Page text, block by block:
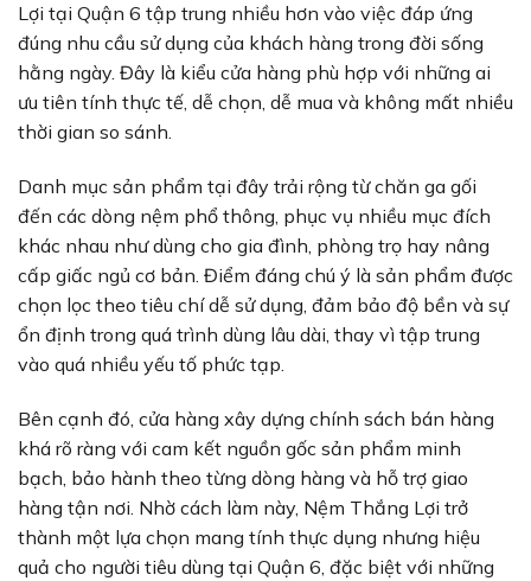
Lợi tại Quận 6 tập trung nhiều hơn vào việc đáp ứng
đúng nhu cầu sử dụng của khách hàng trong đời sống
hằng ngày. Đây là kiểu cửa hàng phù hợp với những ai
ưu tiên tính thực tế, dễ chọn, dễ mua và không mất nhiều
thời gian so sánh.
Danh mục sản phẩm tại đây trải rộng từ chăn ga gối
đến các dòng nệm phổ thông, phục vụ nhiều mục đích
khác nhau như dùng cho gia đình, phòng trọ hay nâng
cấp giấc ngủ cơ bản. Điểm đáng chú ý là sản phẩm được
chọn lọc theo tiêu chí dễ sử dụng, đảm bảo độ bền và sự
ổn định trong quá trình dùng lâu dài, thay vì tập trung
vào quá nhiều yếu tố phức tạp.
Bên cạnh đó, cửa hàng xây dựng chính sách bán hàng
khá rõ ràng với cam kết nguồn gốc sản phẩm minh
bạch, bảo hành theo từng dòng hàng và hỗ trợ giao
hàng tận nơi. Nhờ cách làm này, Nệm Thắng Lợi trở
thành một lựa chọn mang tính thực dụng nhưng hiệu
quả cho người tiêu dùng tại Quận 6, đặc biệt với những